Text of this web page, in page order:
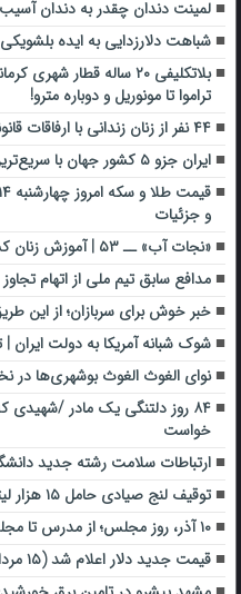
لمینت دندان چقدر به دندان
شباهت دلارزدایی به ایده بلشویکی
بلاتکلیفی ۲۰ ساله قطار
تراموا تا مونوریل و دوباره مترو‌!
۴۴ نفر از زنان زندانی با ارفاقات قانونی آزاد می‌شوند
ایران جزو ۵ کشور جهان با سریع‌ترین رشد سالمندی است
و جزئیات
«نجات آب» ــ ۵۳ | آموزش زنان کشاورز در مناطق کم‌برخوردار
مدافع سابق تیم ملی از اتهام
خبر خوش برای سربازان؛ از این
شوک شبانه آمریکا به دولت ایران |
نوای الغوث الغوث بوشهری‌ها در
۸۴ روز دلتنگی یک مادر /شهیدی
خواست
ارتباطات سلامت رشته جدید
توقیف لنج صیادی حامل ۱۵ هزار لیتر سوخت قاچاق در آب‌های کیش
۱۰ آذر، روز مجلس؛ از مدرس تا مجلس تراز انقلاب اسلامی
قیمت جدید دلار اعلام شد (۱۵ مرداد)